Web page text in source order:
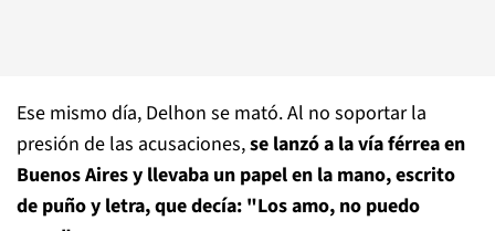
Ese mismo día, Delhon se mató. Al no soportar la
presión de las acusaciones,se lanzó a la vía férrea en
Buenos Aires y llevaba un papel en la mano, escrito
de puño y letra, que decía: "Los amo, no puedo